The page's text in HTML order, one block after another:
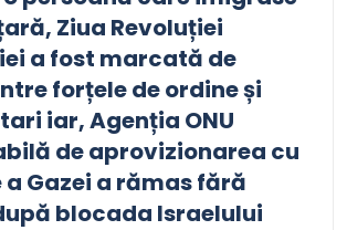
Ziua Revoluției
a fost marcată de
forțele de ordine și
iar, Agenția ONU
de aprovizionarea cu
Gazei a rămas fără
blocada Israelului